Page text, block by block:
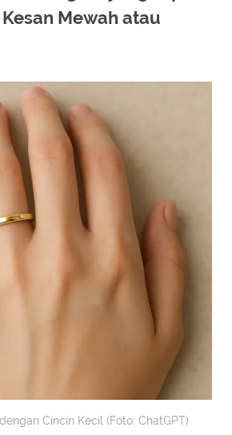
Mewah atau
Cincin Kecil (Foto: ChatGPT)